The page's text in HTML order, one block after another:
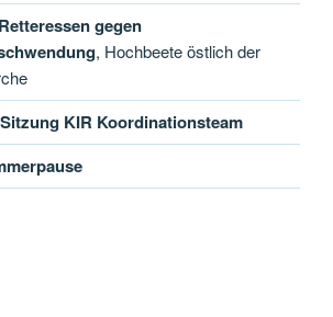
Retteressen gegen
, Hochbeete östlich der
Sitzung KIR Koordinationsteam